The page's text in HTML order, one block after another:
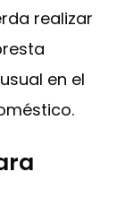
realizar
en el